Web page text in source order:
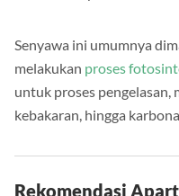
Senyawa ini umumnya
melakukan proses
untuk proses pengelasan,
kebakaran, hingga
Rekomendasi